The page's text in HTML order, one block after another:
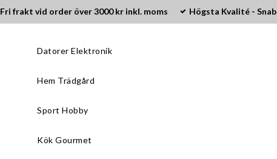
Fri frakt vid order över 3000 kr inkl. moms Högsta Kvalité -
Datorer Elektronik
Hem Trädgård
Sport Hobby
Kök Gourmet